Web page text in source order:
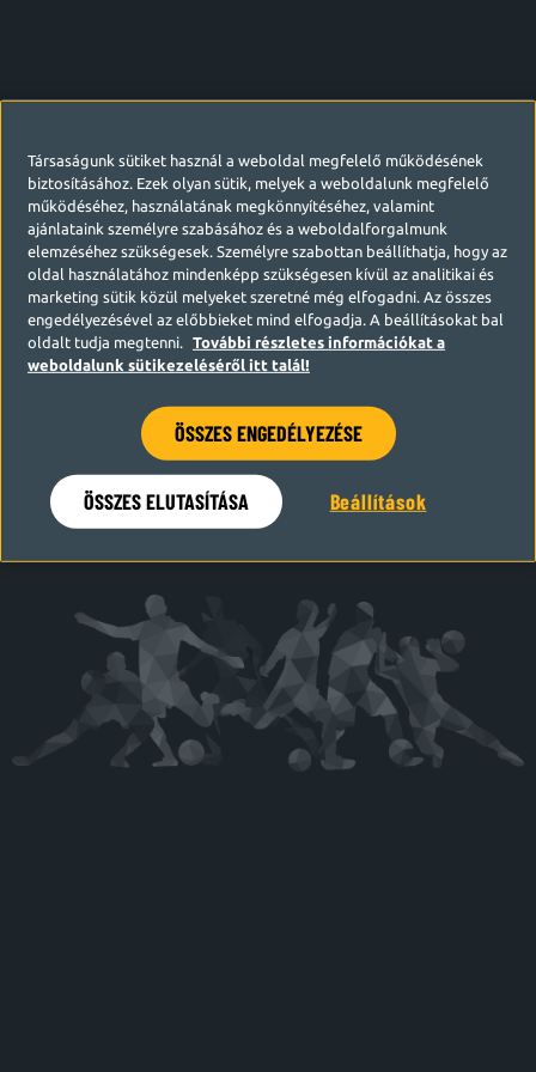
Hamarosan visszatérünk
Társaságunk sütiket használ a weboldal megfelelő működésének
biztosításához. Ezek olyan sütik, melyek a weboldalunk megfelelő
működéséhez, használatának megkönnyítéséhez, valamint
ajánlataink személyre szabásához és a weboldalforgalmunk
elemzéséhez szükségesek. Személyre szabottan beállíthatja, hogy az
oldal használatához mindenképp szükségesen kívül az analitikai és
marketing sütik közül melyeket szeretné még elfogadni. Az összes
engedélyezésével az előbbieket mind elfogadja. A beállításokat bal
oldalt tudja megtenni.
További részletes információkat a
weboldalunk sütikezeléséről itt talál!
ÖSSZES ENGEDÉLYEZÉSE
ÖSSZES ELUTASÍTÁSA Beállítások